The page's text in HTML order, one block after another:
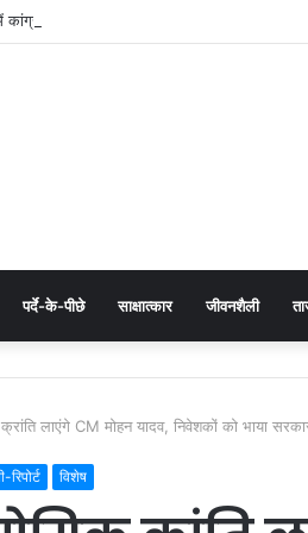
कांग्रेस की जीत में जयवर्धन सिंह का जादू, 35 में 30
पर्दे-के-पीछे साक्षात्कार जीवनशैली
लाएंगे CM मोहन यादव, निवेशकों को भाया
रिपोर्ट विशेष